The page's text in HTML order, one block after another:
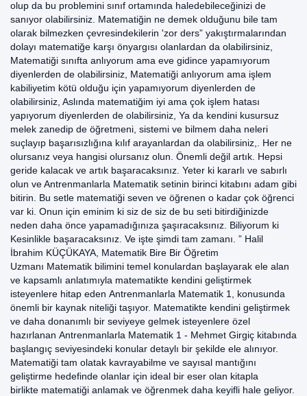
olup da bu problemini sınıf ortamında haledebileceğinizi de
sanıyor olabilirsiniz. Matematiğin ne demek olduğunu bile tam
olarak bilmezken çevresindekilerin 'zor ders” yakıştırmalarından
dolayı matematiğe karşı önyargısı olanlardan da olabilirsiniz,
Matematiği sınıfta anlıyorum ama eve gidince yapamıyorum
diyenlerden de olabilirsiniz, Matematiği anlıyorum ama işlem
kabiliyetim kötü olduğu için yapamıyorum diyenlerden de
olabilirsiniz, Aslında matematiğim iyi ama çok işlem hatası
yapıyorum diyenlerden de olabilirsiniz, Ya da kendini kusursuz
melek zanedip de öğretmeni, sistemi ve bilmem daha neleri
suçlayıp başarısızlığına kılıf arayanlardan da olabilirsiniz,. Her ne
olursanız veya hangisi olursanız olun. Önemli değil artık. Hepsi
geride kalacak ve artık başaracaksınız. Yeter ki kararlı ve sabırlı
olun ve Antrenmanlarla Matematik setinin birinci kitabını adam gibi
bitirin. Bu setle matematiği seven ve öğrenen o kadar çok öğrenci
var ki. Onun için eminim ki siz de siz de bu seti bitirdiğinizde
neden daha önce yapamadığınıza şaşıracaksınız. Biliyorum ki
Kesinlikle başaracaksınız. Ve işte şimdi tam zamanı. ” Halil
İbrahim KÜÇÜKAYA, Matematik Bire Bir Öğretim
Uzmanı Matematik bilimini temel konulardan başlayarak ele alan
ve kapsamlı anlatımıyla matematikte kendini geliştirmek
isteyenlere hitap eden Antrenmanlarla Matematik 1, konusunda
önemli bir kaynak niteliği taşıyor. Matematikte kendini geliştirmek
ve daha donanımlı bir seviyeye gelmek isteyenlere özel
hazırlanan Antrenmanlarla Matematik 1 - Mehmet Girgiç kitabında
başlangıç seviyesindeki konular detaylı bir şekilde ele alınıyor.
Matematiği tam olatak kavrayabilme ve sayısal mantığını
geliştirme hedefinde olanlar için ideal bir eser olan kitapla
birlikte matematiği anlamak ve öğrenmek daha keyifli hale geliyor.